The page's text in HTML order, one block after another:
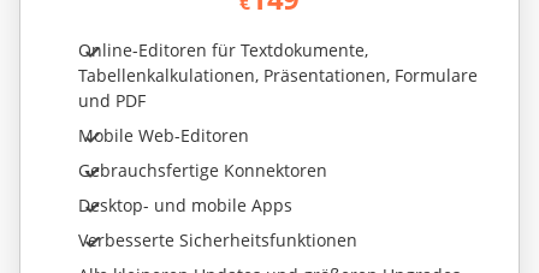
Online-Editoren für Textdokumente,
Tabellenkalkulationen, Präsentationen, Formulare
und PDF
Mobile Web-Editoren
Gebrauchsfertige Konnektoren
Desktop- und mobile Apps
Verbesserte Sicherheitsfunktionen